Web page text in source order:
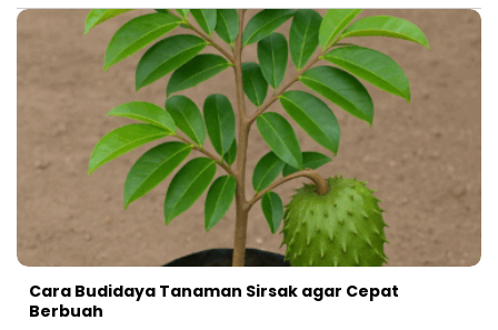
Cara Budidaya Tanaman Sirsak agar Cepat
Berbuah